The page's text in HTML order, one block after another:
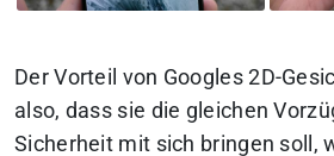
Der Vorteil von Googles 2D-
also, dass sie die gleichen
Sicherheit mit sich bringen soll,